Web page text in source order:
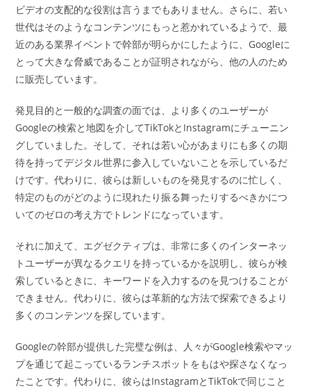
ビデオの支配的な役割は言うまでもありません。さらに、若い
世代はそのようなコンテンツにもっと惹かれているようで、最
近のある業界イベントで幹部が明らかにしたように、Googleに
とって大きな脅威であることが証明されながら、他の人のため
に販売しています。
発見目的と一般的な調査の面では、より多くのユーザーが
Googleの検索と地図を介してTikTokとInstagramにチューニン
グしていました。そして、それは若い心があまりにも多くの期
待を持ってデジタル世界に参入していないことを示しているだ
けです。代わりに、彼らは新しいものを発見するのに忙しく、
特定のものがどのように現れたり振る舞ったりするべきかにつ
いてのゼロの考え方でトレンドになっています。
それに加えて、エグゼクティブは、非常に多くのインターネッ
トユーザーが異なるクエリを持っているかを説明し、彼らが検
索しているときに、キーワードを入力するのを見つけることが
できません。代わりに、彼らは革新的な方法で探索できるより
多くのコンテンツを探しています。
Googleの幹部が提供した完璧な例は、人々がGoogle検索やマッ
プを通じて起こっているランチスポットをもはや探さなくなっ
たことです。代わりに、彼らはInstagramとTikTokで同じこと